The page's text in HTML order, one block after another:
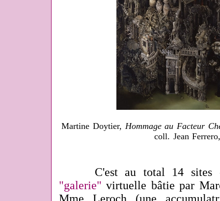
Martine Doytier, Hommage au Facteur
coll. Jean
C'est au total 14 sites
"galerie" virtuelle bâtie par